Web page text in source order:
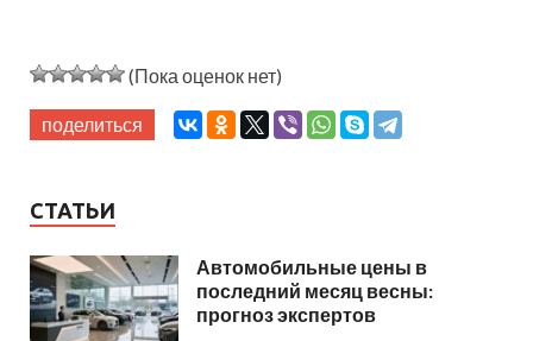
(Пока оценок нет)
поделиться
СТАТЬИ
Автомобильные цены в
последний месяц весны:
прогноз экспертов